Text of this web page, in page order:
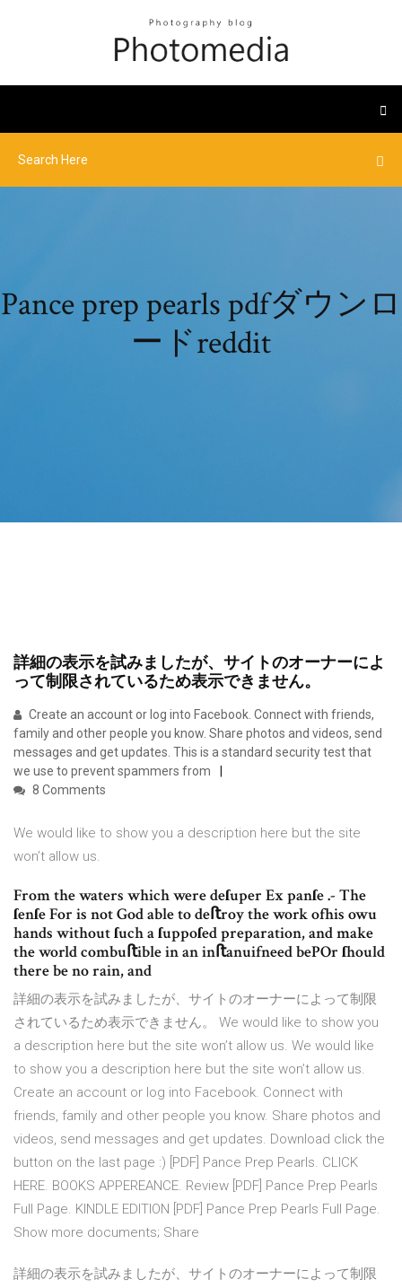
Pance prep pearls pdfダウンロ
ードreddit
詳細の表示を試みましたが、サイトのオーナーによ
って制限されているため表示できません。
Create an account or log into Facebook. Connect with friends,
family and other people you know. Share photos and videos, send
messages and get updates. This is a standard security test that
we use to prevent spammers from
8 Comments
We would like to show you a description here but the site
won’t allow us.
From the waters which were deſuper Ex panſe .- The
ſenſe For is not God able to deﬅroy the work ofhis owu
hands without ſuch a ſuppoſed preparation, and make
the world combuﬅible in an inﬅanuifneed bePOr ſhould
there be no rain, and
詳細の表示を試みましたが、サイトのオーナーによって制限
されているため表示できません。 We would like to show you
a description here but the site won’t allow us. We would like
to show you a description here but the site won’t allow us.
Create an account or log into Facebook. Connect with
friends, family and other people you know. Share photos and
videos, send messages and get updates. Download click the
button on the last page :) [PDF] Pance Prep Pearls. CLICK
HERE. BOOKS APPEREANCE. Review [PDF] Pance Prep Pearls
Full Page. KINDLE EDITION [PDF] Pance Prep Pearls Full Page.
Show more documents; Share
詳細の表示を試みましたが、サイトのオーナーによって制限